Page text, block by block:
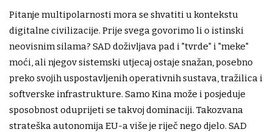
Pitanje multipolarnosti mora se shvatiti u kontekstu
digitalne civilizacije. Prije svega govorimo li o istinski
neovisnim silama? SAD doživljava pad i "tvrde" i "meke"
moći, ali njegov sistemski utjecaj ostaje snažan, posebno
preko svojih uspostavljenih operativnih sustava, tražilica i
softverske infrastrukture. Samo Kina može i posjeduje
sposobnost oduprijeti se takvoj dominaciji. Takozvana
strateška autonomija EU-a više je riječ nego djelo. SAD